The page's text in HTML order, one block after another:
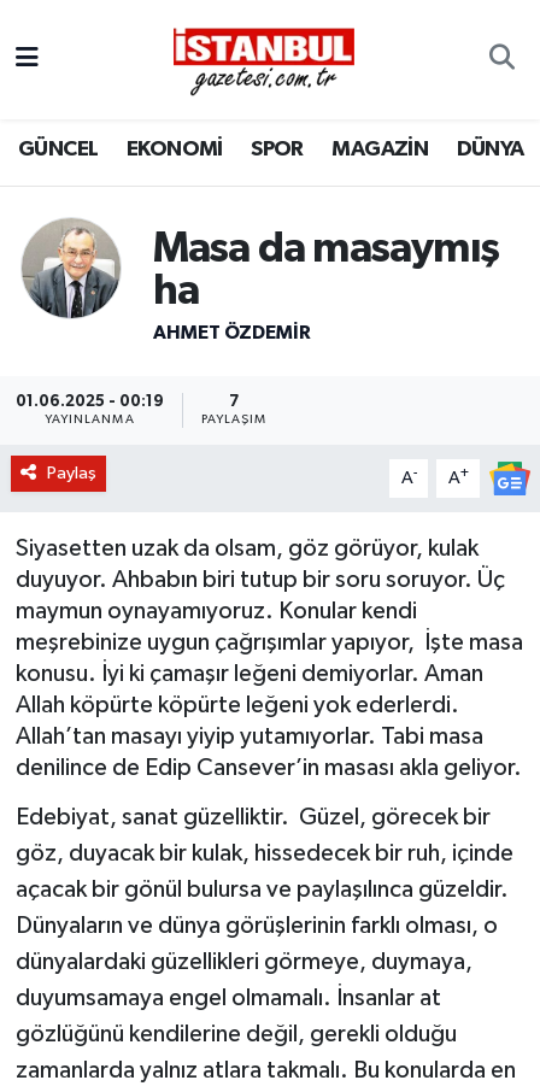
GÜNCEL EKONOMİ SPOR MAGAZİN DÜNYA
Masa da masaymış
ha
AHMET ÖZDEMIR
01.06.2025 - 00:19
YAYINLANMA
7
PAYLAŞIM
Paylaş A- A+
Siyasetten uzak da olsam, göz görüyor, kulak
duyuyor. Ahbabın biri tutup bir soru soruyor. Üç
maymun oynayamıyoruz. Konular kendi
meşrebinize uygun çağrışımlar yapıyor, İşte masa
konusu. İyi ki çamaşır leğeni demiyorlar. Aman
Allah köpürte köpürte leğeni yok ederlerdi.
Allah’tan masayı yiyip yutamıyorlar. Tabi masa
denilince de Edip Cansever’in masası akla geliyor.
Edebiyat, sanat güzelliktir. Güzel, görecek bir
göz, duyacak bir kulak, hissedecek bir ruh, içinde
açacak bir gönül bulursa ve paylaşılınca güzeldir.
Dünyaların ve dünya görüşlerinin farklı olması, o
dünyalardaki güzellikleri görmeye, duymaya,
duyumsamaya engel olmamalı. İnsanlar at
gözlüğünü kendilerine değil, gerekli olduğu
zamanlarda yalnız atlara takmalı. Bu konularda en
EKONOMİ
İSTANBUL
DÜNYA
MAGAZİN
KÜLTÜR SANAT
BİLİM VE TEKNOLOJİ
OTOMOBİL
KURUMSAL
Nöbetçi Eczaneler
Hava Durumu
Trafik Durumu
Süper Lig Puan Durumu ve Fikstür
Tüm Manşetler
Son Dakika Haberleri
Haber Arşivi